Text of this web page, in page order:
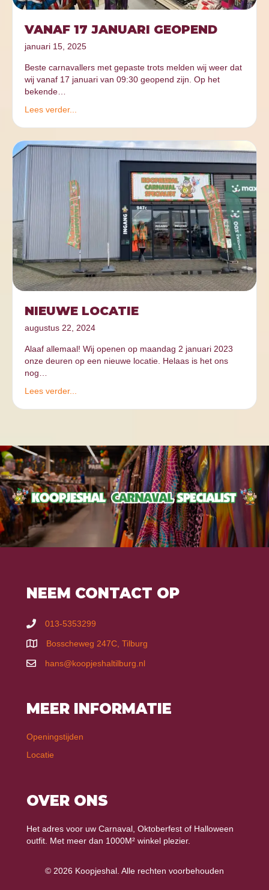
VANAF 17 JANUARI GEOPEND
januari 15, 2025
Beste carnavallers met gepaste trots melden wij weer dat
wij vanaf 17 januari van 09:30 geopend zijn. Op het
bekende…
Lees verder...
NIEUWE LOCATIE
augustus 22, 2024
Alaaf allemaal! Wij openen op maandag 2 januari 2023
onze deuren op een nieuwe locatie. Helaas is het ons
nog…
Lees verder...
NEEM CONTACT OP
013-5353299
Bosscheweg 247C, Tilburg
hans@koopjeshaltilburg.nl
MEER INFORMATIE
Openingstijden
Locatie
OVER ONS
Het adres voor uw Carnaval, Oktoberfest of Halloween
outfit. Met meer dan 1000M² winkel plezier.
© 2026 Koopjeshal. Alle rechten voorbehouden